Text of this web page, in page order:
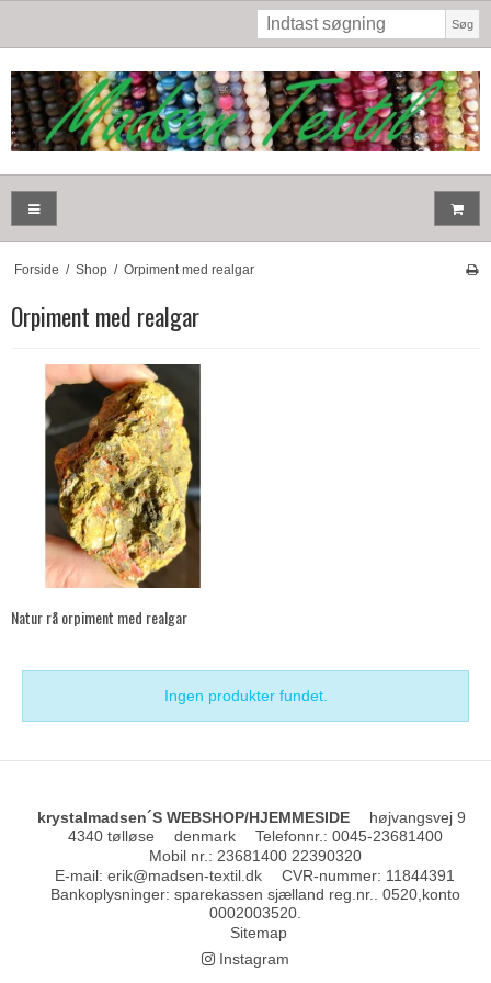
Søg
Forside / Shop / Orpiment med realgar
Orpiment med realgar
Natur rå orpiment med realgar
Ingen produkter fundet.
krystalmadsen´S WEBSHOP/HJEMMESIDE
højvangsvej 9
4340 tølløse
denmark Telefonnr.: 0045-23681400
Mobil nr.: 23681400 22390320
E-mail: erik@madsen-textil.dk CVR-nummer: 11844391
Bankoplysninger: sparekassen sjælland reg.nr.. 0520,konto
0002003520.
Sitemap
Instagram